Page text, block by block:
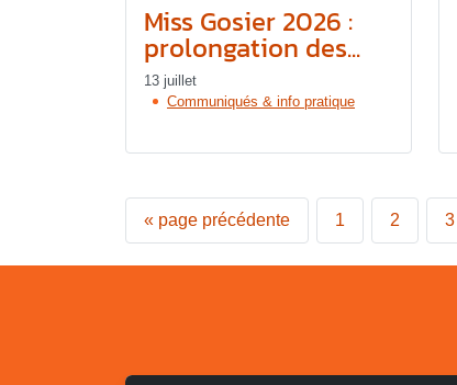
Miss Gosier 2026 :
prolongation des...
13 juillet
Communiqués & info pratique
« page précédente 1 2 3